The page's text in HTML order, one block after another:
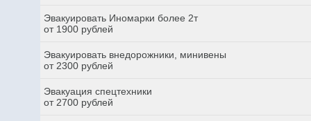
Эвакуировать Иномарки более 2т
от 1900 рублей
Эвакуировать внедорожники, минивены
от 2300 рублей
Эвакуация спецтехники
от 2700 рублей